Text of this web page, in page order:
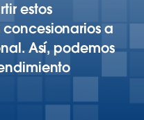
estos
a
Así, podemos